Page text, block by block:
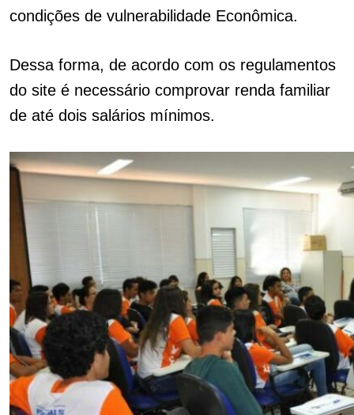
condições de vulnerabilidade Econômica.
Dessa forma, de acordo com os regulamentos
do site é necessário comprovar renda familiar
de até dois salários mínimos.